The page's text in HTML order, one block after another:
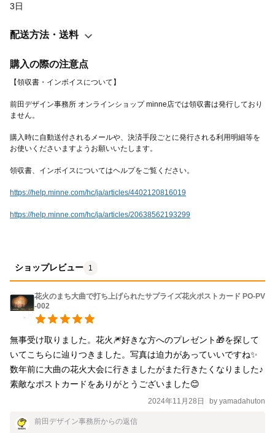
3日
配送方法・送料
購入の際の注意点
前田デザイン事務所 オンラインショップ minne店では領収書は発行しており
購入時に自動送付されるメールや、決済手段ごとに発行される利用明細等を
https://help.minne.com/hc/ja/articles/4402120816019
https://help.minne.com/hc/ja/articles/20638562193299
ショップレビュー 1
花火のまち大曲で打ち上げられたサプライズ花火ポストカード PO-PV
-002
無事受け取りました。花火🎆好きな方へのプレゼント🎁を探して
いてこちらに辿りつきました。写真は迫力があっていいですね✨
数年前に大曲の花火大会に行きましたがまた行きたくなりました♪
素敵なポストカードをありがとうございました😊
2024年11月28日 by yamadahuton
前田デザイン事務所からの返信